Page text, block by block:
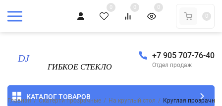
0 0
0
0
+7 905 707-76-40
Отдел продаж
КАТАЛОГ ТОВАРОВ
Главная / Скатерти прозрачные / На круглый стол / Круглая